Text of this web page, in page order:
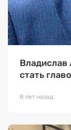
Владислав
стать
8 лет назад